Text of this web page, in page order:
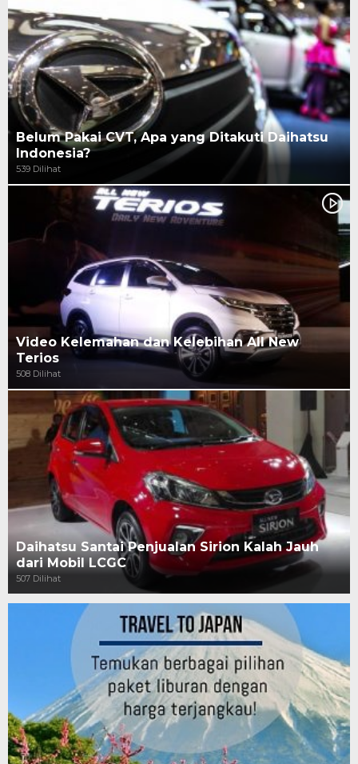
Belum Pakai CVT, Apa yang Ditakuti Daihatsu
Indonesia?
539 Dilihat
Video Kelemahan dan Kelebihan All New
Terios
508 Dilihat
Daihatsu Santai Penjualan Sirion Kalah Jauh
dari Mobil LCGC
507 Dilihat